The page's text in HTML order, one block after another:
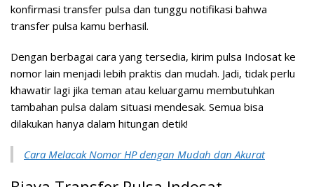
konfirmasi transfer pulsa dan tunggu notifikasi bahwa
transfer pulsa kamu berhasil.
Dengan berbagai cara yang tersedia, kirim pulsa Indosat ke
nomor lain menjadi lebih praktis dan mudah. Jadi, tidak perlu
khawatir lagi jika teman atau keluargamu membutuhkan
tambahan pulsa dalam situasi mendesak. Semua bisa
dilakukan hanya dalam hitungan detik!
Cara Melacak Nomor HP dengan Mudah dan Akurat